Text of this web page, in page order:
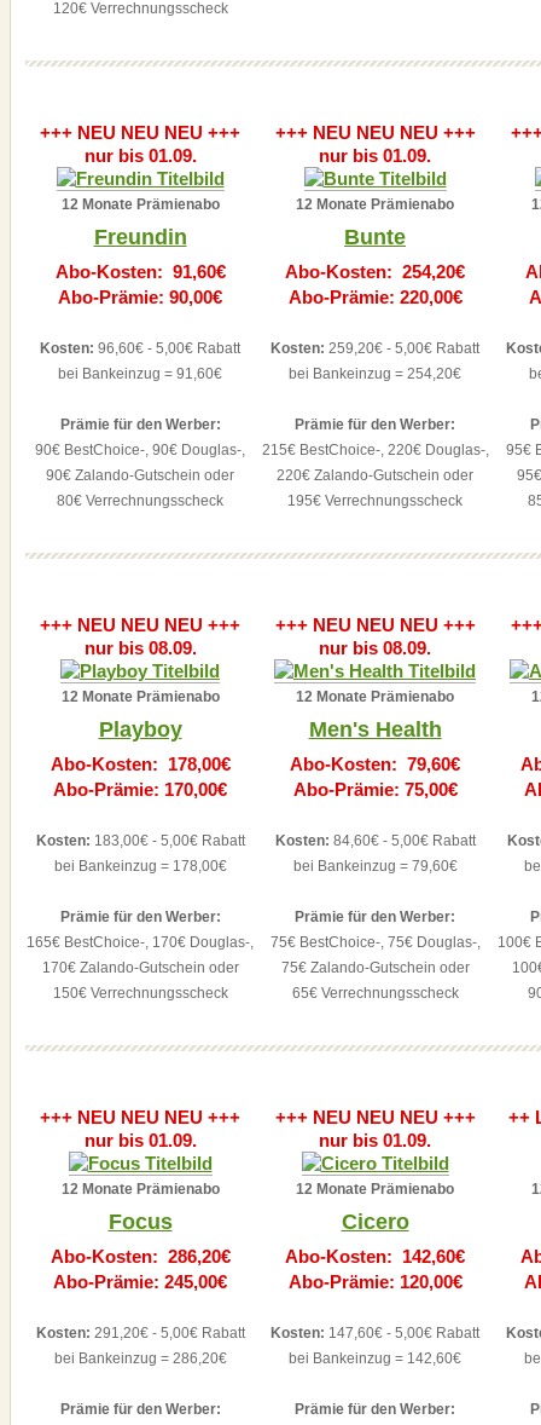
120€ Verrechnungsscheck
+++ NEU NEU NEU +++
nur bis 01.09.
12 Monate Prämienabo
Freundin
Abo-Kosten: 91,60€
Abo-Prämie: 90,00€
Kosten: 96,60€ - 5,00€ Rabatt
bei Bankeinzug = 91,60€
Prämie für den Werber:
90€ BestChoice-, 90€ Douglas-,
90€ Zalando-Gutschein oder
80€ Verrechnungsscheck
+++ NEU NEU NEU +++
nur bis 01.09.
12 Monate Prämienabo
Bunte
Abo-Kosten: 254,20€
Abo-Prämie: 220,00€
Kosten: 259,20€ - 5,00€ Rabatt
bei Bankeinzug = 254,20€
Prämie für den Werber:
215€ BestChoice-, 220€ Douglas-,
220€ Zalando-Gutschein oder
195€ Verrechnungsscheck
95€
+++ NEU NEU NEU +++
nur bis 08.09.
12 Monate Prämienabo
Playboy
Abo-Kosten: 178,00€
Abo-Prämie: 170,00€
Kosten: 183,00€ - 5,00€ Rabatt
bei Bankeinzug = 178,00€
Prämie für den Werber:
165€ BestChoice-, 170€ Douglas-,
170€ Zalando-Gutschein oder
150€ Verrechnungsscheck
+++ NEU NEU NEU +++
nur bis 08.09.
12 Monate Prämienabo
Men's Health
Abo-Kosten: 79,60€
Abo-Prämie: 75,00€
Kosten: 84,60€ - 5,00€ Rabatt
bei Bankeinzug = 79,60€
Prämie für den Werber:
75€ BestChoice-, 75€ Douglas-,
75€ Zalando-Gutschein oder
65€ Verrechnungsscheck
100€
+++ NEU NEU NEU +++
nur bis 01.09.
12 Monate Prämienabo
Focus
Abo-Kosten: 286,20€
Abo-Prämie: 245,00€
Kosten: 291,20€ - 5,00€ Rabatt
bei Bankeinzug = 286,20€
Prämie für den Werber:
+++ NEU NEU NEU +++
nur bis 01.09.
12 Monate Prämienabo
Cicero
Abo-Kosten: 142,60€
Abo-Prämie: 120,00€
Kosten: 147,60€ - 5,00€ Rabatt
bei Bankeinzug = 142,60€
Prämie für den Werber:
++